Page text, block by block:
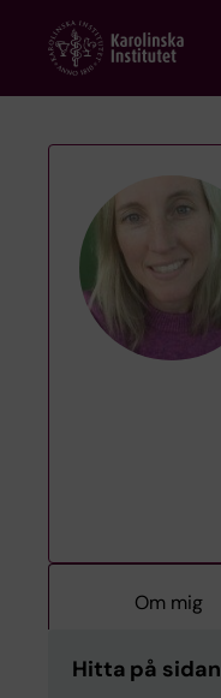
content
Om mig
Hitta på sidan